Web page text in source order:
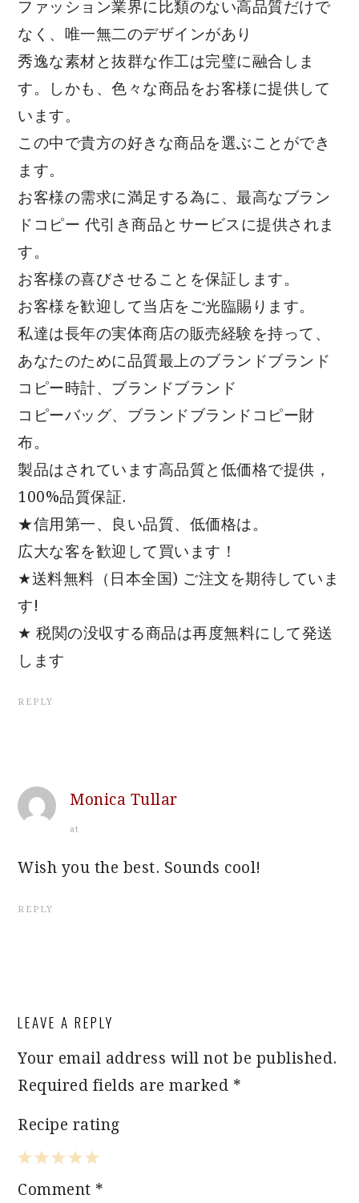
ファッション業界に比類のない高品質だけで
なく、唯一無二のデザインがあり
秀逸な素材と抜群な作工は完璧に融合しま
す。しかも、色々な商品をお客様に提供して
います。
この中で貴方の好きな商品を選ぶことができ
ます。
お客様の需求に満足する為に、最高なブラン
ドコピー 代引き商品とサービスに提供されま
す。
お客様の喜びさせることを保証します。
お客様を歓迎して当店をご光臨賜ります。
私達は長年の実体商店の販売経験を持って、
あなたのために品質最上のブランドブランド
コピー時計、ブランドブランド
コピーバッグ、ブランドブランドコピー財
布。
製品はされています高品質と低価格で提供，
100%品質保証.
★信用第一、良い品質、低価格は。
広大な客を歓迎して買います！
★送料無料（日本全国) ご注文を期待していま
す!
★ 税関の没収する商品は再度無料にして発送
します
REPLY
Monica Tullar
at
Wish you the best. Sounds cool!
REPLY
LEAVE A REPLY
Your email address will not be published.
Required fields are marked *
Recipe rating
5
4
3
2
1
Comment *